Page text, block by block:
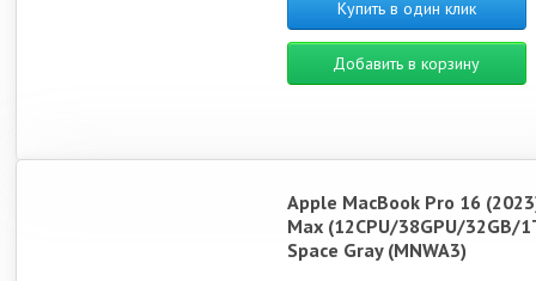
Купить в один клик
Добавить в корзину
Apple MacBook Pro 16
Max (12CPU/38GPU/32GB/
Space Gray (MNWA3)